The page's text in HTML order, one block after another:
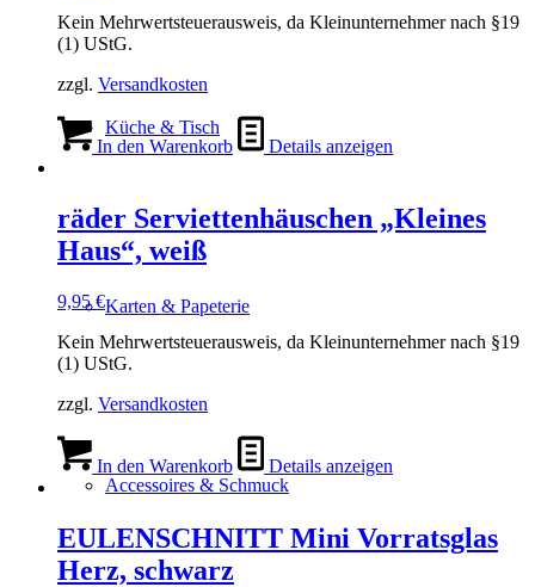
Küche & Tisch
Karten & Papeterie
Accessoires & Schmuck
Kein Mehrwertsteuerausweis, da Kleinunternehmer nach §19
(1) UStG.
zzgl. Versandkosten
In den Warenkorb Details anzeigen
räder Serviettenhäuschen „Kleines
Haus“, weiß
9,95€
Kein Mehrwertsteuerausweis, da Kleinunternehmer nach §19
(1) UStG.
zzgl. Versandkosten
In den Warenkorb Details anzeigen
EULENSCHNITT Mini Vorratsglas
Herz, schwarz